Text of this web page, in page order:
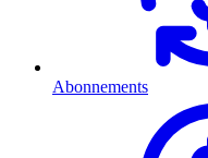
Abonnements